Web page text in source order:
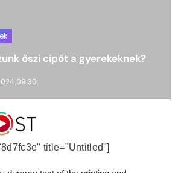
őszi cipőt a gyerekeknek?
title="Untitled"]